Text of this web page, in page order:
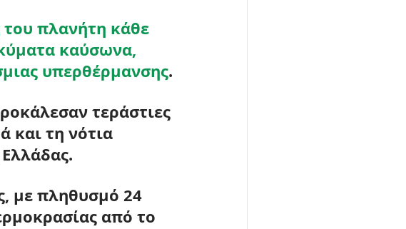
του πλανήτη κάθε
καύσωνα,
υπερθέρμανσης.
τεράστιες
και τη νότια
.
με πληθυσμό 24
από το